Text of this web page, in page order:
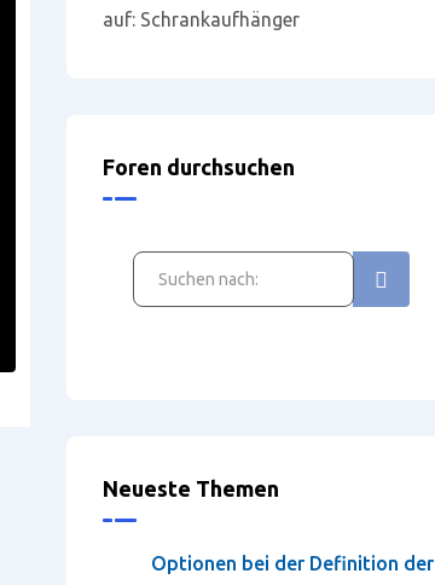
auf: Schrankaufhänger
Foren durchsuchen
Neueste Themen
Optionen bei der Definition der